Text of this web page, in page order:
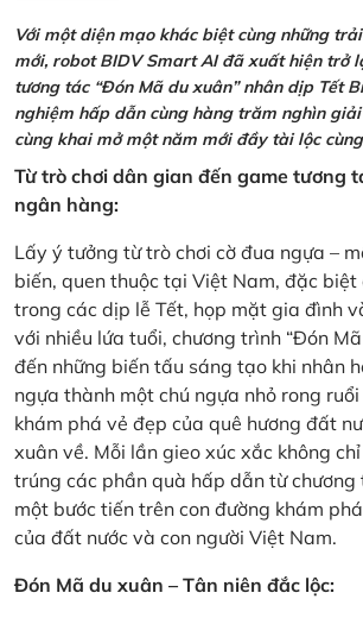
Với một diện mạo khác biệt cùng những
mới, robot BIDV Smart AI đã xuất hiện trở
tương tác “Đón Mã du xuân” nhân dịp Tết
nghiệm hấp dẫn cùng hàng trăm nghìn
cùng khai mở một năm mới đầy tài lộc
Từ trò chơi dân gian đến game tương
ngân hàng:
Lấy ý tưởng từ trò chơi cờ đua ngựa –
biến, quen thuộc tại Việt Nam, đặc biệt
trong các dịp lễ Tết, họp mặt gia đình
với nhiều lứa tuổi, chương trình “Đón
đến những biến tấu sáng tạo khi nhân
ngựa thành một chú ngựa nhỏ rong
khám phá vẻ đẹp của quê hương đất
xuân về. Mỗi lần gieo xúc xắc không
trúng các phần quà hấp dẫn từ chương
một bước tiến trên con đường khám
của đất nước và con người Việt Nam.
Đón Mã du xuân – Tân niên đắc lộc: